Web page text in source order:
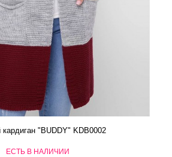
кардиган "BUDDY" KDB0002
ЕСТЬ В НАЛИЧИИ